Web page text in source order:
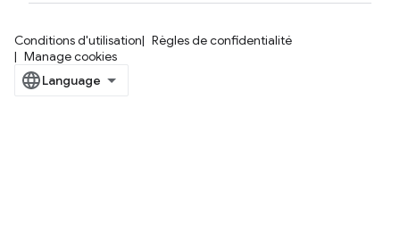
Conditions d'utilisation
Règles de confidentialité
Manage cookies